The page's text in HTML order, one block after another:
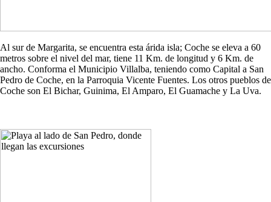
Al sur de Margarita, se encuentra esta árida isla; Coche se eleva a 60
metros sobre el nivel del mar, tiene 11 Km. de longitud y 6 Km. de
ancho. Conforma el Municipio Villalba, teniendo como Capital a San
Pedro de Coche, en la Parroquia Vicente Fuentes. Los otros pueblos de
Coche son El Bichar, Guinima, El Amparo, El Guamache y La Uva.